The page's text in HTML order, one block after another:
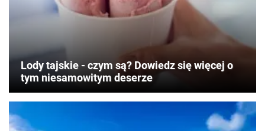
Lody tajskie - czym są? Dowiedz się więcej o
tym niesamowitym deserze